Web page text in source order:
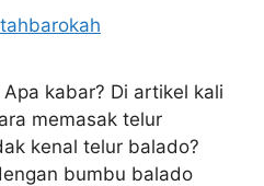
kabar? Di artikel kali
memasak telur
kenal telur balado?
bumbu balado